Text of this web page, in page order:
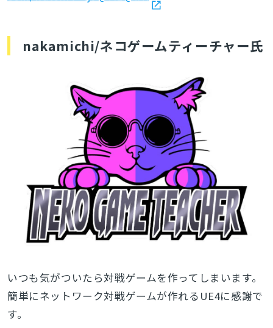
nakamichi/ネコゲームティーチャー氏
いつも気がついたら対戦ゲームを作ってしまいます。
簡単にネットワーク対戦ゲームが作れるUE4に感謝で
す。